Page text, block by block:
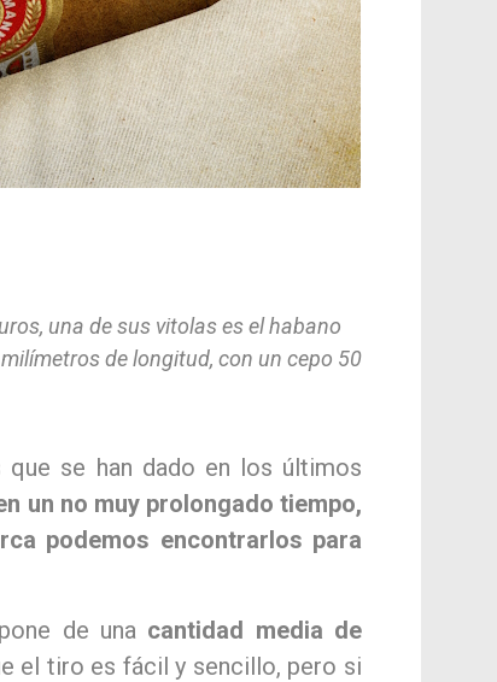
una de sus vitolas es el habano
de longitud, con un cepo 50
se han dado en los últimos
un no muy prolongado tiempo,
podemos encontrarlos para
de una cantidad media de
el tiro es fácil y sencillo, pero si